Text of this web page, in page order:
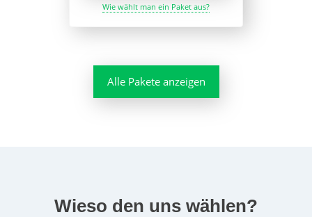
Wie wählt man ein Paket aus?
Alle Pakete anzeigen
Wieso den uns wählen?